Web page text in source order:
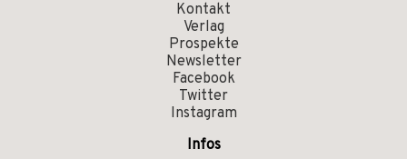
Kontakt
Verlag
Prospekte
Newsletter
Facebook
Twitter
Instagram
Infos